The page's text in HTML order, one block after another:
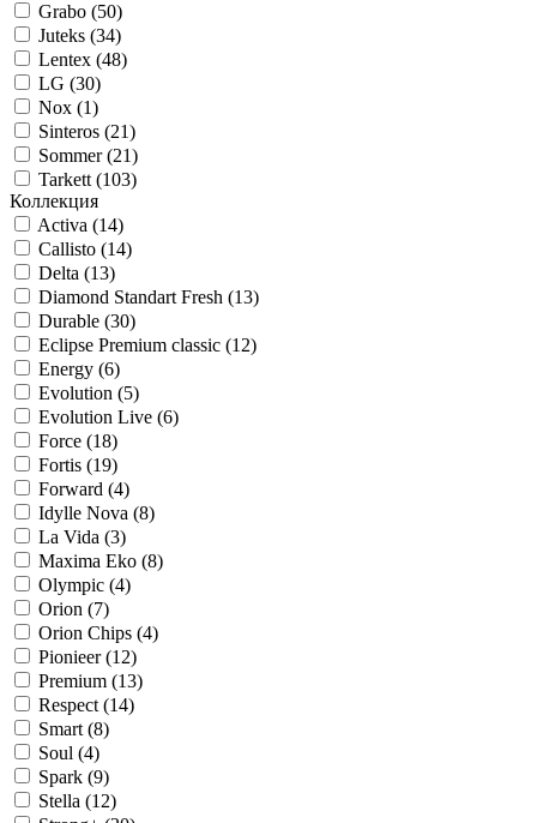
Grabo (50)
Juteks (34)
Lentex (48)
LG (30)
Nox (1)
Sinteros (21)
Sommer (21)
Tarkett (103)
Коллекция
Activa (14)
Callisto (14)
Delta (13)
Diamond Standart Fresh (13)
Durable (30)
Eclipse Premium classic (12)
Energy (6)
Evolution (5)
Evolution Live (6)
Force (18)
Fortis (19)
Forward (4)
Idylle Nova (8)
La Vida (3)
Maxima Eko (8)
Olympic (4)
Orion (7)
Orion Chips (4)
Pionieer (12)
Premium (13)
Respect (14)
Smart (8)
Soul (4)
Spark (9)
Stella (12)